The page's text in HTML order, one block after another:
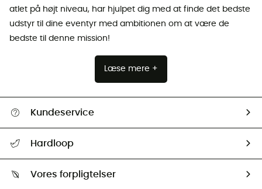
atlet på højt niveau, har hjulpet dig med at finde det bedste
udstyr til dine eventyr med ambitionen om at være de
bedste til denne mission!
Læse mere +
Kundeservice
Returnering & Tilbagebetaling
Hardloop
Vores forpligtelser